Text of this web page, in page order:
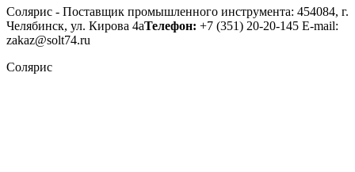
Солярис - Поставщик промышленного инструмента: 454084, г.
Челябинск, ул. Кирова 4аТелефон: +7 (351) 20-20-145 E-mail:
zakaz@solt74.ru
Солярис